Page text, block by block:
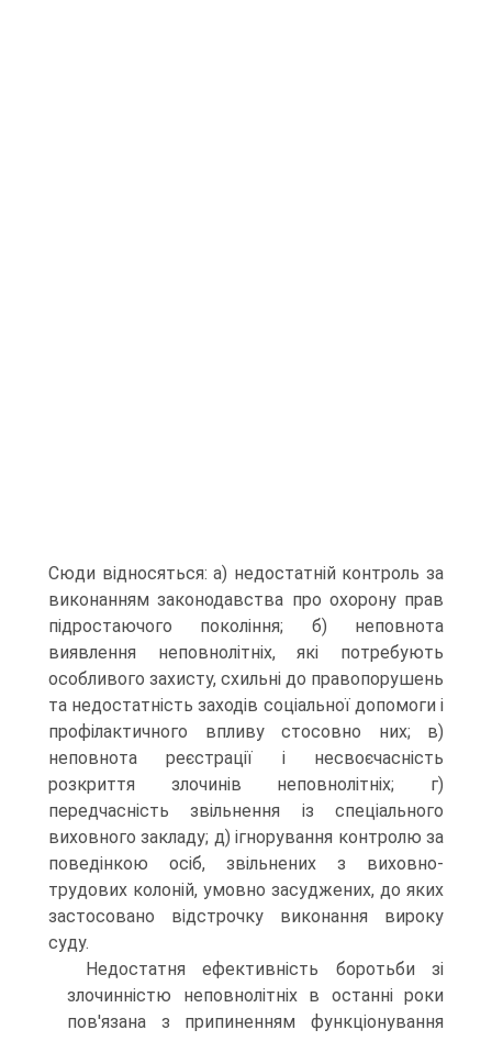
Сюди відносяться: а) недостатній контроль за
виконанням законодавства про охорону прав
підростаючого покоління; б) неповнота
виявлення неповнолітніх, які потребують
особливого захисту, схильні до правопорушень
та недостатність заходів соціальної допомоги і
профілактичного впливу стосовно них; в)
неповнота реєстрації і несвоєчасність
розкриття злочинів неповнолітніх; г)
передчасність звільнення із спеціального
виховного закладу; д) ігнорування контролю за
поведінкою осіб, звільнених з виховно-
трудових колоній, умовно засуджених, до яких
застосовано відстрочку виконання вироку
суду.
Недостатня ефективність боротьби зі
злочинністю неповнолітніх в останні роки
пов'язана з припиненням функціонування